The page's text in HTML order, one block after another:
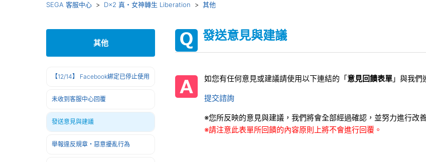
SEGA 客服中心 D×2 真・女神轉生 Liberation 其他
其他
【12/14】 Facebook綁定已停止使用
未收到客服中心回覆
發送意見與建議
舉報違反規章・惡意擾亂行為
發送意見與建議
如您有任何意見或建議請使用以下連結的「意見回饋表單 」與我們
提交諮詢
※您所反映的意見與建議，我們將會全部經過確認，並努力進行改
※請注意此表單所回饋的內容原則上將不會進行回覆。